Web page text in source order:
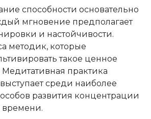
способности основательно
мгновение предполагает
и настойчивости.
методик, которые
такое ценное
Медитативная практика
среди наиболее
развития концентрации
времени.